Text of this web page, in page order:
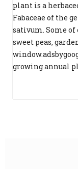
plant is a
Fabaceae of the
sativum. Some
sweet peas,
growing annual